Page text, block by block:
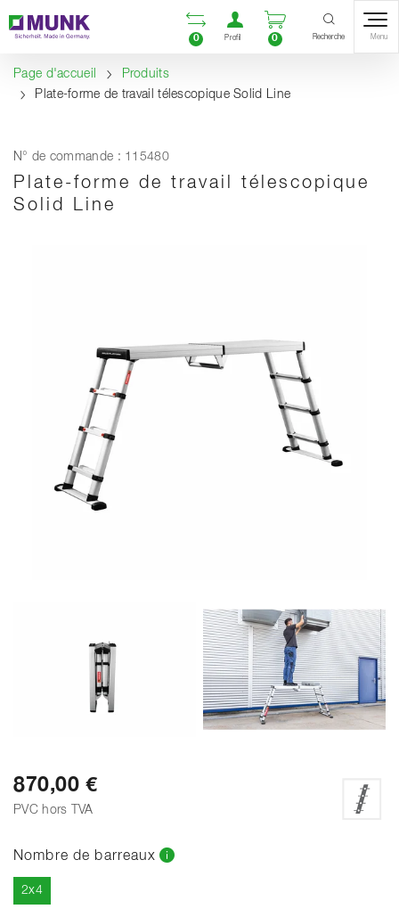
Contenu
Sommaire
Navigation Ouvrir la liste
0
Ouvrir un compte
Profil
Ouvrir le
0 Recherche Menu
Page d'accueil
Produits
Plate-forme de travail télescopique Solid Line
N° de commande : 115480
Plate-forme de travail télescopique
Solid Line
870,00 €
PVC hors TVA
Nombre de barreaux
2x4Actuel